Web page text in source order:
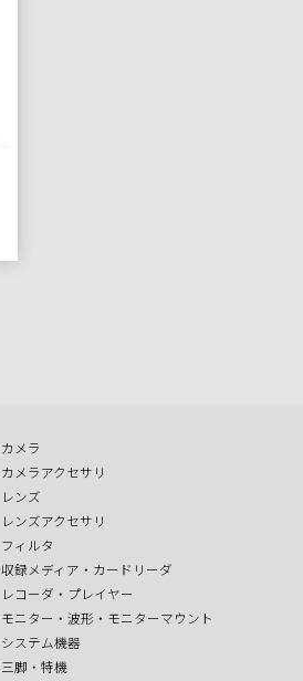
カメラ
カメラアクセサリ
レンズ
レンズアクセサリ
フィルタ
収録メディア・カードリーダ
レコーダ・プレイヤー
モニター・波形・モニターマウント
システム機器
三脚・特機